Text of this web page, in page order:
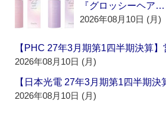
『グロッシーヘア…
2026年08月10日 (月)
【PHC 27年3月期第1四半期決算
2026年08月10日 (月)
【日本光電 27年3月期第1四半期決
2026年08月10日 (月)